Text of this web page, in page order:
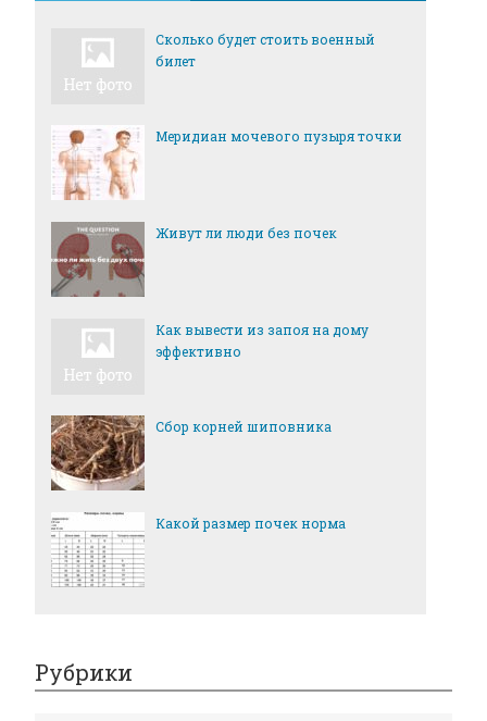
Сколько будет стоить военный
билет
Меридиан мочевого пузыря точки
Живут ли люди без почек
Как вывести из запоя на дому
эффективно
Сбор корней шиповника
Какой размер почек норма
Рубрики